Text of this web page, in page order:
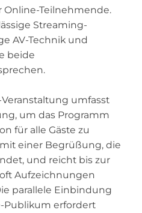
Online-Teilnehmende.
Streaming-
AV-Technik und
beide
umfasst
um das Programm
für alle Gäste zu
einer Begrüßung, die
und reicht bis zur
Aufzeichnungen
parallele Einbindung
Publikum erfordert